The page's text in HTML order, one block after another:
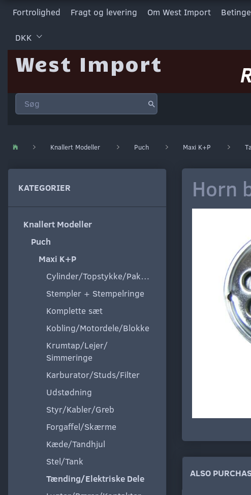
Fortrolighed Fragt og levering Om West Import
DKK
West Import
Knallert Modeller Puch Maxi K+P
KATEGORIER
Knallert Modeller
Puch
Maxi K+P
Cylinder/Topstykke/Pakning
Stempler + Stempelringe
Komplette sæt
Kobling/Motordele/Blokke
Krumtap/Lejer/
Simmeringe
Karburator/Studs/Filter
Udstødning
Styr/Kabler/Greb
Forgaffel/Skærme
Kæde/Tandhjul
Stel/Tank
Tænding/Elektriske Dele
Horn
ALSO